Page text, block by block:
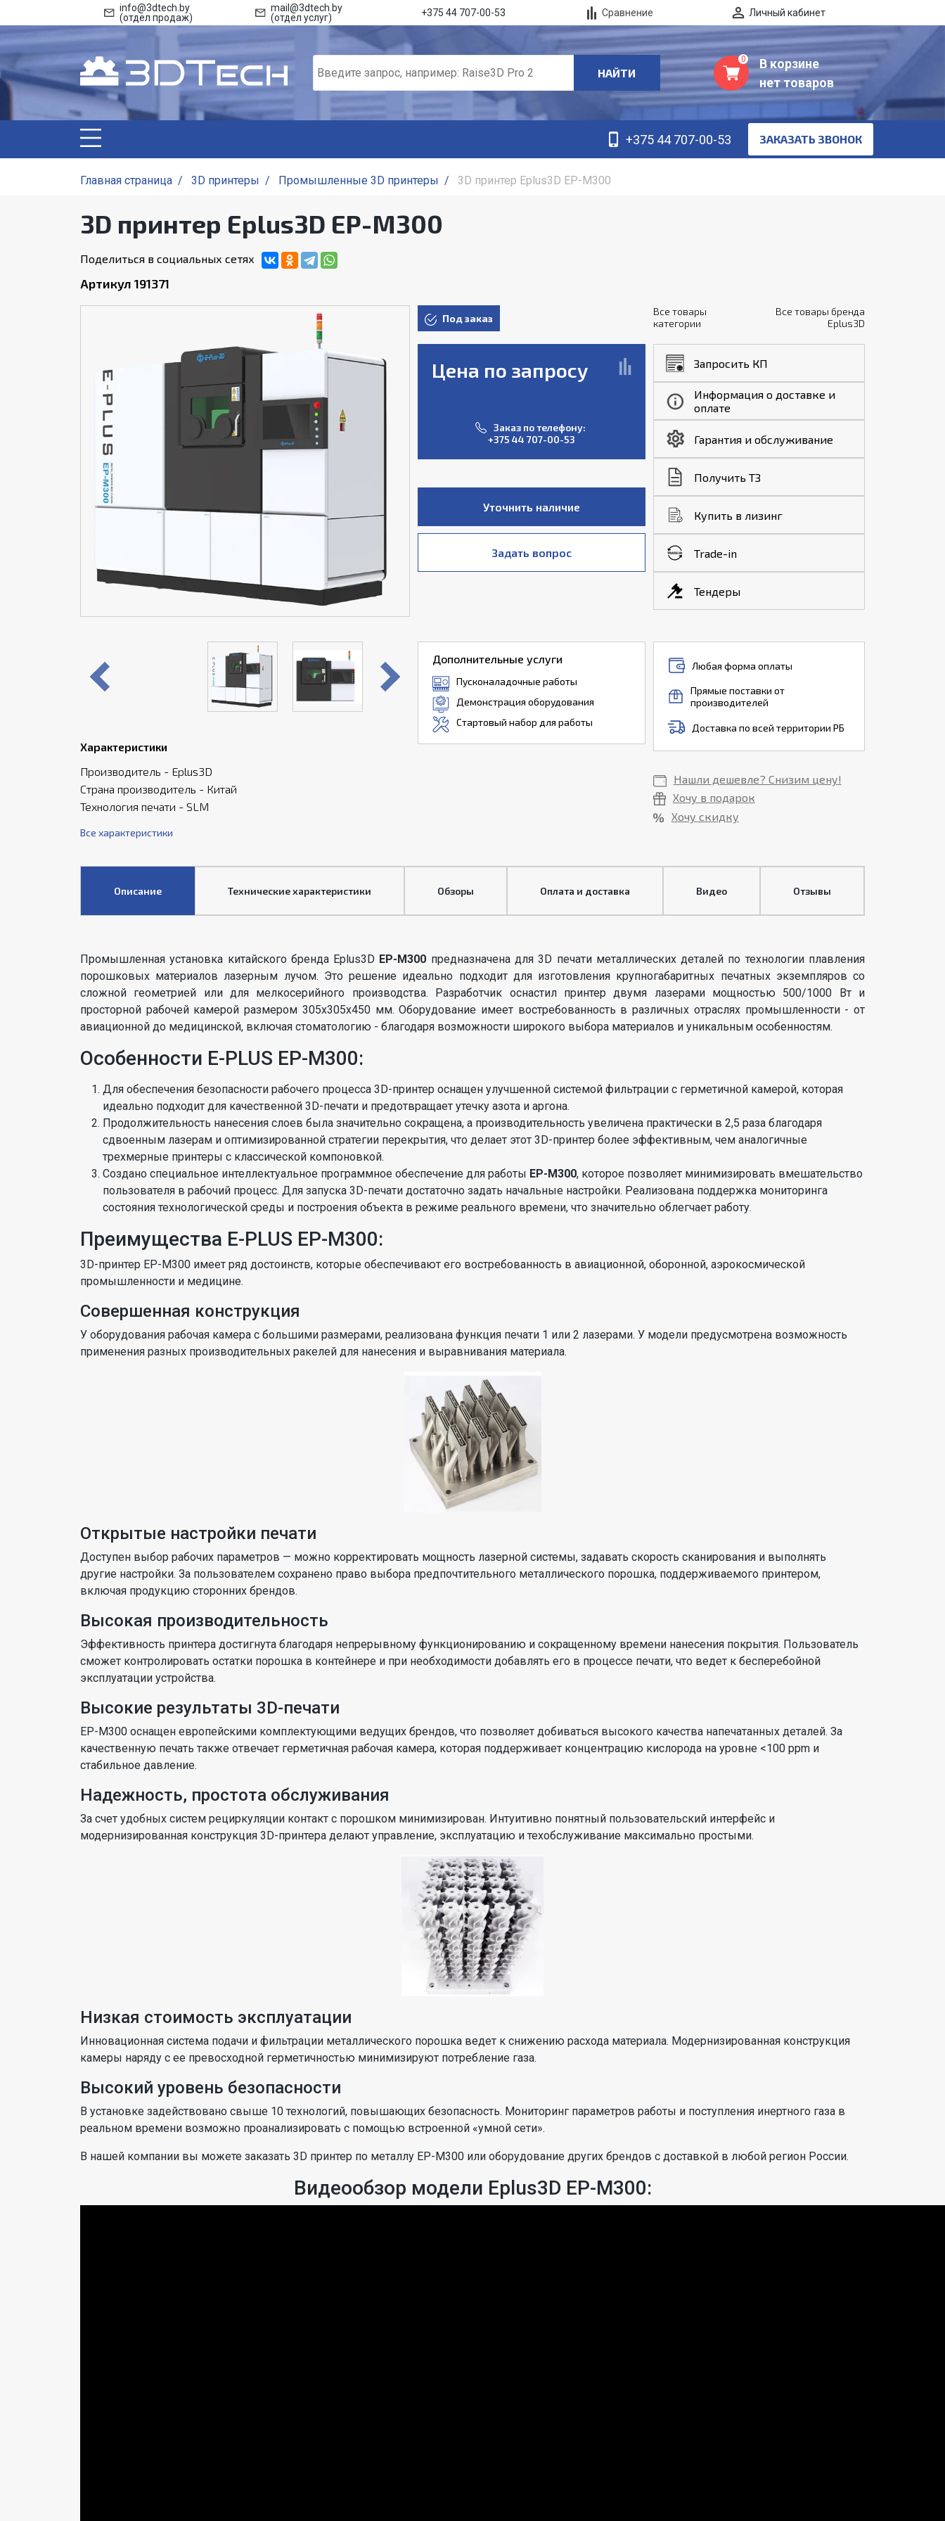
info@3dtech.by
(отдел продаж)
mail@3dtech.by
(отдел услуг)
+375 44 707-00-53 Сравнение Личный кабинет
НАЙТИ
0
В корзине
нет товаров
+375 44 707-00-53 ЗАКАЗАТЬ ЗВОНОК
Главная страница / 3D принтеры / Промышленные 3D принтеры / 3D принтер Eplus3D EP-M300
3D принтер Eplus3D EP-M300
Поделиться в социальных сетях
Артикул 191371
Под заказ
Цена по запросу
Заказ по телефону:
+375 44 707-00-53
Уточнить наличие
Задать вопрос
Все товары
категории
Все товары бренда
Eplus3D
Запросить КП
Информация о доставке и
оплате
Гарантия и обслуживание
Получить ТЗ
Купить в лизинг
Trade-in
Тендеры
Характеристики
Производитель - Eplus3D
Страна производитель - Китай
Технология печати - SLM
Все характеристики
Дополнительные услуги
Пусконаладочные работы
Демонстрация оборудования
Стартовый набор для работы
Любая форма оплаты
Прямые поставки от
производителей
Доставка по всей территории РБ
Нашли дешевле? Снизим цену!
Хочу в подарок
Хочу скидку
Описание Технические характеристики Обзоры Оплата и доставка Видео Отзывы
Промышленная установка китайского бренда Eplus3D EP-M300 предназначена для 3D печати металлических деталей по технологии плавления
порошковых материалов лазерным лучом. Это решение идеально подходит для изготовления крупногабаритных печатных экземпляров со
сложной геометрией или для мелкосерийного производства. Разработчик оснастил принтер двумя лазерами мощностью 500/1000 Вт и
просторной рабочей камерой размером 305x305x450 мм. Оборудование имеет востребованность в различных отраслях промышленности - от
авиационной до медицинской, включая стоматологию - благодаря возможности широкого выбора материалов и уникальным особенностям.
Особенности E-PLUS EP-M300:
Для обеспечения безопасности рабочего процесса 3D-принтер оснащен улучшенной системой фильтрации с герметичной камерой, которая
идеально подходит для качественной 3D-печати и предотвращает утечку азота и аргона.
Продолжительность нанесения слоев была значительно сокращена, а производительность увеличена практически в 2,5 раза благодаря
сдвоенным лазерам и оптимизированной стратегии перекрытия, что делает этот 3D-принтер более эффективным, чем аналогичные
трехмерные принтеры с классической компоновкой.
Создано специальное интеллектуальное программное обеспечение для работы EP-M300, которое позволяет минимизировать вмешательство
пользователя в рабочий процесс. Для запуска 3D-печати достаточно задать начальные настройки. Реализована поддержка мониторинга
состояния технологической среды и построения объекта в режиме реального времени, что значительно облегчает работу.
Преимущества E-PLUS EP-M300:
3D-принтер EP-M300 имеет ряд достоинств, которые обеспечивают его востребованность в авиационной, оборонной, аэрокосмической
промышленности и медицине.
Совершенная конструкция
У оборудования рабочая камера с большими размерами, реализована функция печати 1 или 2 лазерами. У модели предусмотрена возможность
применения разных производительных ракелей для нанесения и выравнивания материала.
Открытые настройки печати
Доступен выбор рабочих параметров — можно корректировать мощность лазерной системы, задавать скорость сканирования и выполнять
другие настройки. За пользователем сохранено право выбора предпочтительного металлического порошка, поддерживаемого принтером,
включая продукцию сторонних брендов.
Высокая производительность
Эффективность принтера достигнута благодаря непрерывному функционированию и сокращенному времени нанесения покрытия. Пользователь
сможет контролировать остатки порошка в контейнере и при необходимости добавлять его в процессе печати, что ведет к бесперебойной
эксплуатации устройства.
Высокие результаты 3D-печати
EP-M300 оснащен европейскими комплектующими ведущих брендов, что позволяет добиваться высокого качества напечатанных деталей. За
качественную печать также отвечает герметичная рабочая камера, которая поддерживает концентрацию кислорода на уровне <100 ppm и
стабильное давление.
Надежность, простота обслуживания
За счет удобных систем рециркуляции контакт с порошком минимизирован. Интуитивно понятный пользовательский интерфейс и
модернизированная конструкция 3D-принтера делают управление, эксплуатацию и техобслуживание максимально простыми.
Низкая стоимость эксплуатации
Инновационная система подачи и фильтрации металлического порошка ведет к снижению расхода материала. Модернизированная конструкция
камеры наряду с ее превосходной герметичностью минимизируют потребление газа.
Высокий уровень безопасности
В установке задействовано свыше 10 технологий, повышающих безопасность. Мониторинг параметров работы и поступления инертного газа в
реальном времени возможно проанализировать с помощью встроенной «умной сети».
В нашей компании вы можете заказать 3D принтер по металлу EP-M300 или оборудование других брендов с доставкой в любой регион России.
Видеообзор модели Eplus3D EP-M300: